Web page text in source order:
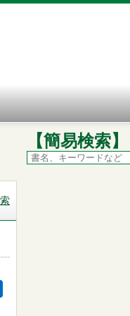
【簡易検索】